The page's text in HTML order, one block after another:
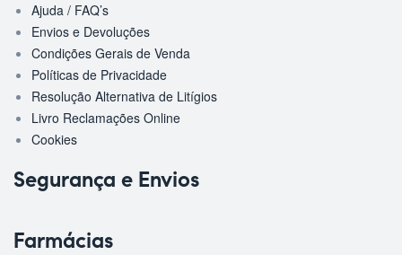
Ajuda / FAQ’s
Envios e Devoluções
Condições Gerais de Venda
Políticas de Privacidade
Resolução Alternativa de Litígios
Livro Reclamações Online
Cookies
Segurança e Envios
Farmácias